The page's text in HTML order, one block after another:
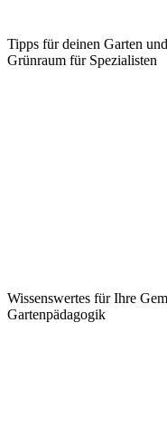
Tipps für deinen Garten
Grünraum für Spezialisten
Wissenswertes für Ihre
Garten­pädagogik